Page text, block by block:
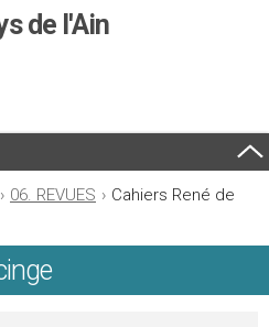
de l'Ain
› 06. REVUES › Cahiers René de